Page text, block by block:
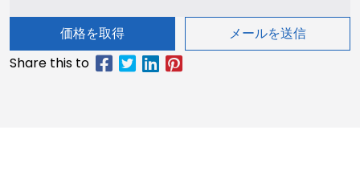
価格を取得 メールを送信